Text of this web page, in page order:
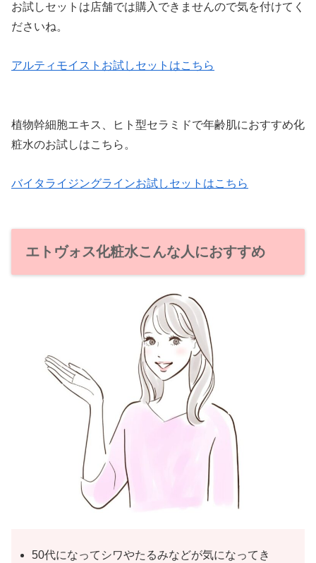
お試しセットは店舗では購入できませんので気を付けてく
ださいね。
アルティモイストお試しセットはこちら
植物幹細胞エキス、ヒト型セラミドで年齢肌におすすめ化
粧水のお試しはこちら。
バイタライジングラインお試しセットはこちら
エトヴォス化粧水こんな人におすすめ
50代になってシワやたるみなどが気になってき